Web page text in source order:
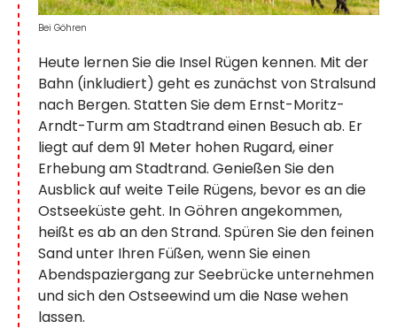
Heute lernen Sie die Insel Rügen kennen. Mit der
Bahn (inkludiert) geht es zunächst von Stralsund
nach Bergen. Statten Sie dem Ernst-Moritz-
Arndt-Turm am Stadtrand einen Besuch ab. Er
liegt auf dem 91 Meter hohen Rugard, einer
Erhebung am Stadtrand. Genießen Sie den
Ausblick auf weite Teile Rügens, bevor es an die
Ostseeküste geht. In Göhren angekommen,
heißt es ab an den Strand. Spüren Sie den feinen
Sand unter Ihren Füßen, wenn Sie einen
Abendspaziergang zur Seebrücke unternehmen
und sich den Ostseewind um die Nase wehen
lassen.
Bei Göhren